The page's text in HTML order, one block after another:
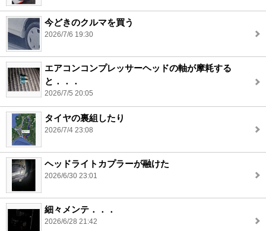
今どきのクルマを買う
2026/7/6 19:30
エアコンコンプレッサーヘッドの軸が摩耗する
と．．．
2026/7/5 20:05
タイヤの裏組したり
2026/7/4 23:08
ヘッドライトカプラーが融けた
2026/6/30 23:01
細々メンテ．．．
2026/6/28 21:42